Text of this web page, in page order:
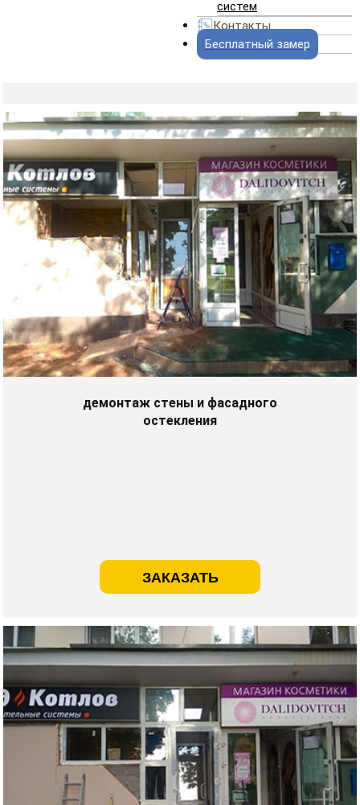
систем
Контакты
Бесплатный замер
ЗАКАЗАТЬ
демонтаж стены и фасадного
остекления
ЗАКАЗАТЬ